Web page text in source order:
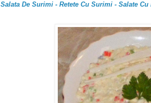
Salata De Surimi - Retete Cu Surimi - Salate Cu